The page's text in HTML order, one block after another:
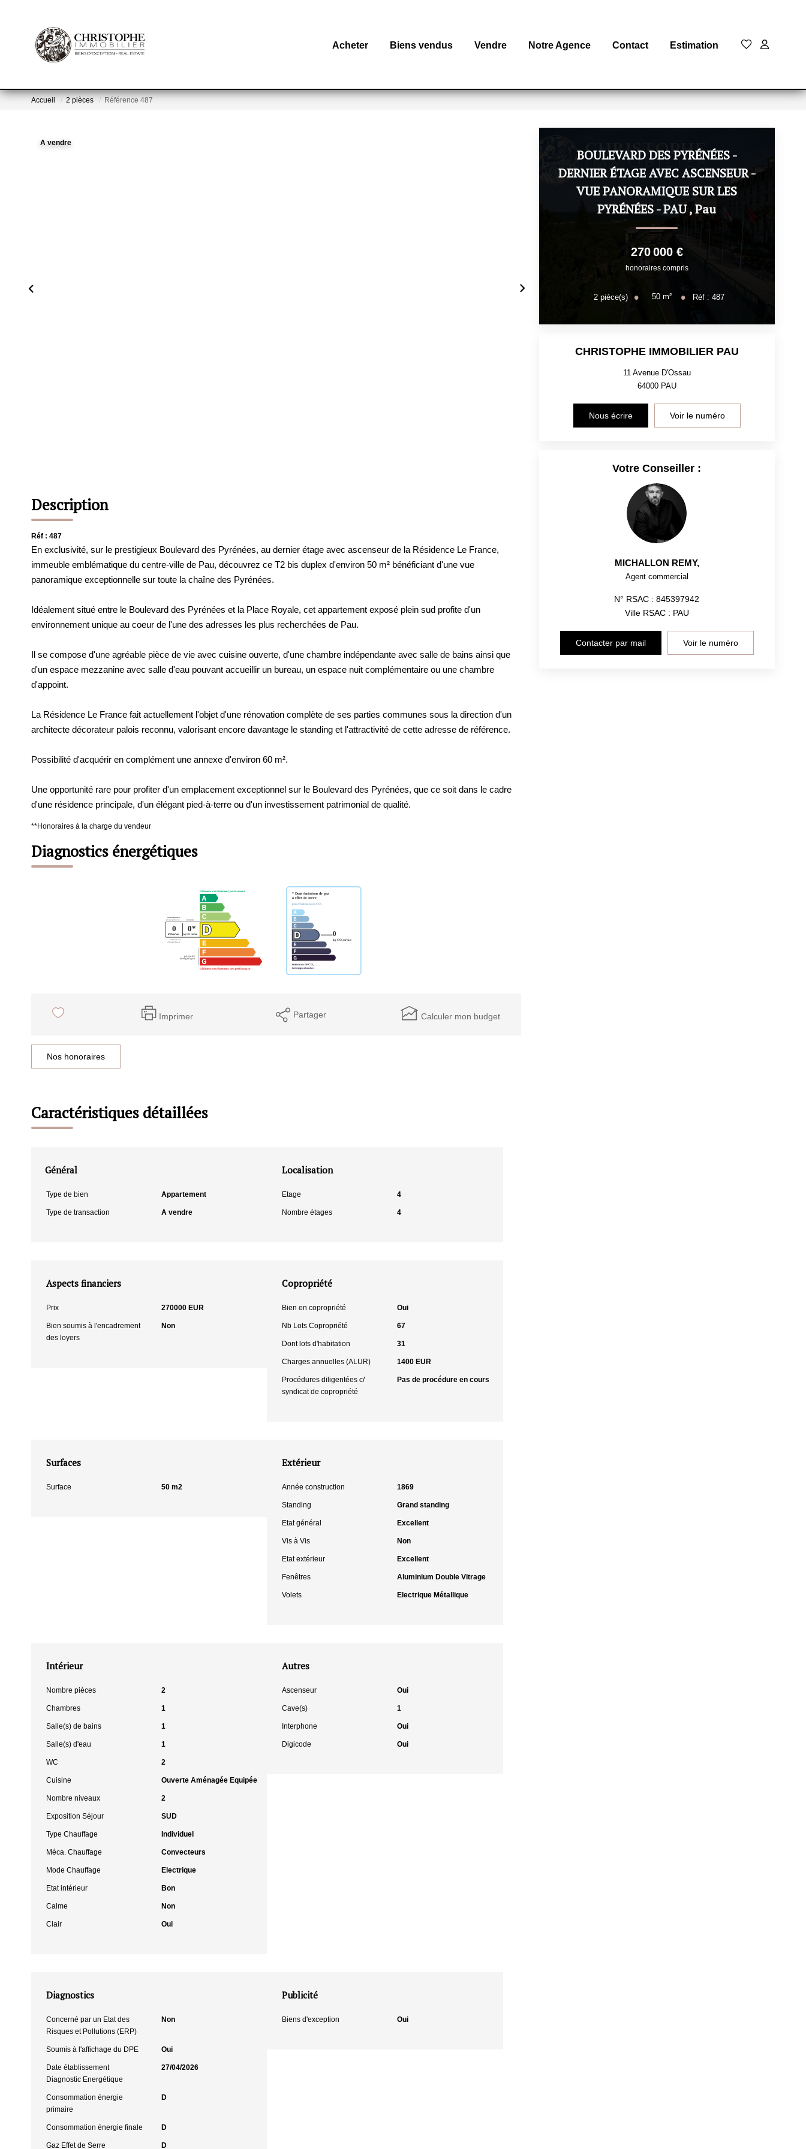
Acheter Biens vendus Vendre Notre Agence Contact Estimation
Accueil 2 pièces Référence 487
A vendre
Description
Réf : 487
En exclusivité, sur le prestigieux Boulevard des Pyrénées, au dernier étage avec ascenseur de la Résidence Le France,
immeuble emblématique du centre-ville de Pau, découvrez ce T2 bis duplex d'environ 50 m² bénéficiant d'une vue
panoramique exceptionnelle sur toute la chaîne des Pyrénées.
Idéalement situé entre le Boulevard des Pyrénées et la Place Royale, cet appartement exposé plein sud profite d'un
environnement unique au coeur de l'une des adresses les plus recherchées de Pau.
Il se compose d'une agréable pièce de vie avec cuisine ouverte, d'une chambre indépendante avec salle de bains ainsi que
d'un espace mezzanine avec salle d'eau pouvant accueillir un bureau, un espace nuit complémentaire ou une chambre
d'appoint.
La Résidence Le France fait actuellement l'objet d'une rénovation complète de ses parties communes sous la direction d'un
architecte décorateur palois reconnu, valorisant encore davantage le standing et l'attractivité de cette adresse de référence.
Possibilité d'acquérir en complément une annexe d'environ 60 m².
Une opportunité rare pour profiter d'un emplacement exceptionnel sur le Boulevard des Pyrénées, que ce soit dans le cadre
d'une résidence principale, d'un élégant pied-à-terre ou d'un investissement patrimonial de qualité.
**Honoraires à la charge du vendeur
Diagnostics énergétiques
Imprimer Partager Calculer mon budget
Nos honoraires
Caractéristiques détaillées
Général
Type de bien Appartement
Type de transaction A vendre
Localisation
Etage 4
Nombre étages 4
Aspects financiers
Prix 270000 EUR
Bien soumis à l'encadrement
des loyers
Non
Copropriété
Bien en copropriété Oui
Nb Lots Copropriété 67
Dont lots d'habitation 31
Charges annuelles (ALUR) 1400 EUR
Procédures diligentées c/
syndicat de copropriété
Pas de procédure en cours
Surfaces
Surface 50 m2
Extérieur
Année construction 1869
Standing Grand standing
Etat général Excellent
Vis à Vis Non
Etat extérieur Excellent
Fenêtres Aluminium Double Vitrage
Volets Electrique Métallique
Intérieur
Nombre pièces 2
Chambres 1
Salle(s) de bains 1
Salle(s) d'eau 1
WC 2
Cuisine Ouverte Aménagée Equipée
Nombre niveaux 2
Exposition Séjour SUD
Type Chauffage Individuel
Méca. Chauffage Convecteurs
Mode Chauffage Electrique
Etat intérieur Bon
Calme Non
Clair Oui
Autres
Ascenseur Oui
Cave(s) 1
Interphone Oui
Digicode Oui
Diagnostics
Concerné par un Etat des
Risques et Pollutions (ERP)
Non
Soumis à l'affichage du DPE Oui
Date établissement
Diagnostic Energétique
27/04/2026
Consommation énergie
primaire
D
Consommation énergie finale D
Gaz Effet de Serre D
Publicité
Biens d'exception Oui
BOULEVARD DES PYRÉNÉES -
DERNIER ÉTAGE AVEC ASCENSEUR -
VUE PANORAMIQUE SUR LES
PYRÉNÉES - PAU,Pau
270 000 €
honoraires compris
2pièce(s) 50m² Réf :487
CHRISTOPHE IMMOBILIER PAU
11 Avenue D'Ossau
64000 PAU
Nous écrire Voir le numéro
Votre Conseiller :
MICHALLON REMY,
Agent commercial
N° RSAC : 845397942
Ville RSAC : PAU
Contacter par mail Voir le numéro